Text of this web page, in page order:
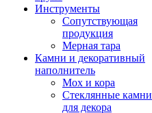
Инструменты
Сопутствующая
продукция
Мерная тара
Камни и декоративный
наполнитель
Мох и кора
Стеклянные камни
для декора